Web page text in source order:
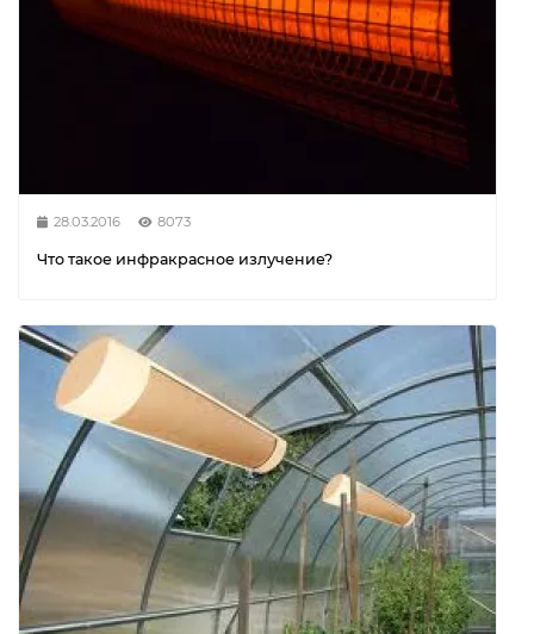
28.03.2016 8073
Что такое инфракрасное излучение?